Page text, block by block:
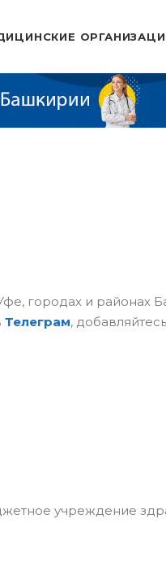
городах и районах
Телеграм,
учреждение